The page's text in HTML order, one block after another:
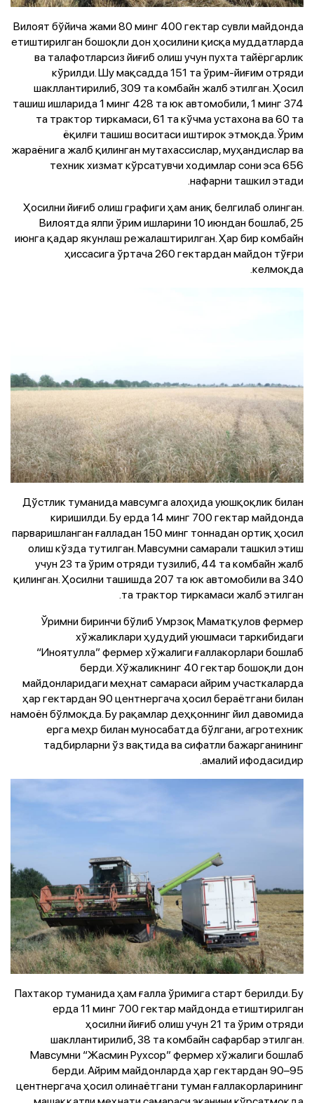
Вилоят бўйича жами 80 минг 400 гектар сувли майдонда
етиштирилган бошоқли дон ҳосилини қисқа муддатларда
ва талафотларсиз йиғиб олиш учун пухта тайёргарлик
кўрилди. Шу мақсадда 151 та ўрим-йиғим отряди
шакллантирилиб, 309 та комбайн жалб этилган. Ҳосил
ташиш ишларида 1 минг 428 та юк автомобили, 1 минг 374
та трактор тиркамаси, 61 та кўчма устахона ва 60 та
ёқилғи ташиш воситаси иштирок этмоқда. Ўрим
жараёнига жалб қилинган мутахассислар, муҳандислар ва
техник хизмат кўрсатувчи ходимлар сони эса 656
нафарни ташкил этади.
Ҳосилни йиғиб олиш графиги ҳам аниқ белгилаб олинган.
Вилоятда ялпи ўрим ишларини 10 июндан бошлаб, 25
июнга қадар якунлаш режалаштирилган. Ҳар бир комбайн
ҳиссасига ўртача 260 гектардан майдон тўғри
келмоқда.
Дўстлик туманида мавсумга алоҳида уюшқоқлик билан
киришилди. Бу ерда 14 минг 700 гектар майдонда
парваришланган ғалладан 150 минг тоннадан ортиқ ҳосил
олиш кўзда тутилган. Мавсумни самарали ташкил этиш
учун 23 та ўрим отряди тузилиб, 44 та комбайн жалб
қилинган. Ҳосилни ташишда 207 та юк автомобили ва 340
та трактор тиркамаси жалб этилган.
Ўримни биринчи бўлиб Умрзоқ Маматқулов фермер
хўжаликлари ҳудудий уюшмаси таркибидаги
“Иноятулла” фермер хўжалиги ғаллакорлари бошлаб
берди. Хўжаликнинг 40 гектар бошоқли дон
майдонларидаги меҳнат самараси айрим участкаларда
ҳар гектардан 90 центнергача ҳосил бераётгани билан
намоён бўлмоқда. Бу рақамлар деҳқоннинг йил давомида
ерга меҳр билан муносабатда бўлгани, агротехник
тадбирларни ўз вақтида ва сифатли бажарганининг
амалий ифодасидир.
Пахтакор туманида ҳам ғалла ўримига старт берилди. Бу
ерда 11 минг 700 гектар майдонда етиштирилган
ҳосилни йиғиб олиш учун 21 та ўрим отряди
шакллантирилиб, 38 та комбайн сафарбар этилган.
Мавсумни “Жасмин Рухсор” фермер хўжалиги бошлаб
берди. Айрим майдонларда ҳар гектардан 90–95
центнергача ҳосил олинаётгани туман ғаллакорларининг